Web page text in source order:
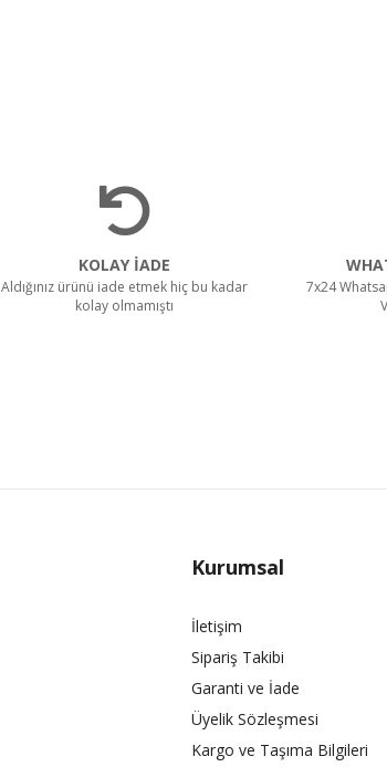
KOLAY İADE
Aldığınız ürünü iade etmek hiç bu kadar
kolay olmamıştı
7x24
Kurumsal
İletişim
Sipariş Takibi
Garanti ve İade
Üyelik Sözleşmesi
Kargo ve Taşıma Bilgileri